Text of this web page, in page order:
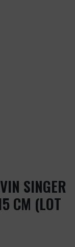
SINGER
CM (LOT